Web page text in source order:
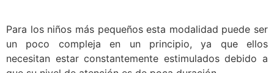
Para los niños más pequeños esta modalidad puede ser
un poco compleja en un principio, ya que ellos
necesitan estar constantemente estimulados debido a